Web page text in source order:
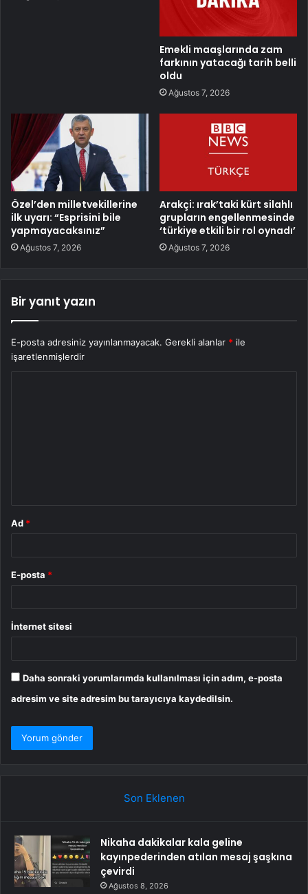
Emekli maaşlarında zam
farkının yatacağı tarih belli
oldu
Ağustos 7, 2026
Özel’den milletvekillerine
ilk uyarı: “Esprisini bile
yapmayacaksınız”
Ağustos 7, 2026
Arakçi: ırak’taki kürt silahlı
grupların engellenmesinde
‘türkiye etkili bir rol oynadı’
Ağustos 7, 2026
Bir yanıt yazın
E-posta adresiniz yayınlanmayacak. Gerekli alanlar * ile
işaretlenmişlerdir
Ad *
E-posta *
İnternet sitesi
Daha sonraki yorumlarımda kullanılması için adım, e-posta
adresim ve site adresim bu tarayıcıya kaydedilsin.
Son Eklenen
Nikaha dakikalar kala geline
kayınpederinden atılan mesaj şaşkına
çevirdi
Ağustos 8, 2026